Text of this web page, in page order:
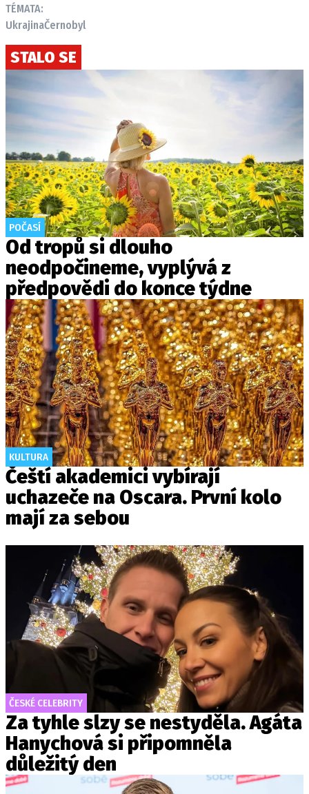
TÉMATA:
UkrajinaČernobyl
STALO SE
POČASÍ
Od tropů si dlouho
neodpočineme, vyplývá z
předpovědi do konce týdne
KULTURA
Čeští akademici vybírají
uchazeče na Oscara. První kolo
mají za sebou
ČESKÉ CELEBRITY
Za tyhle slzy se nestyděla. Agáta
Hanychová si připomněla
důležitý den